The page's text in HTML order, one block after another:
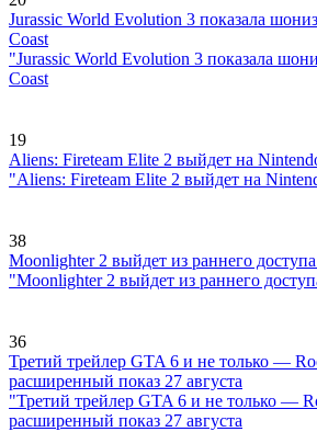
Jurassic World Evolution 3 показала
Coast
"Jurassic World Evolution 3 показала
Coast
19
Aliens: Fireteam Elite 2 выйдет на
"Aliens: Fireteam Elite 2 выйдет на
38
Moonlighter 2 выйдет из раннего
"Moonlighter 2 выйдет из раннего
36
Третий трейлер GTA 6 и не только —
расширенный показ 27 августа
"Третий трейлер GTA 6 и не только —
расширенный показ 27 августа